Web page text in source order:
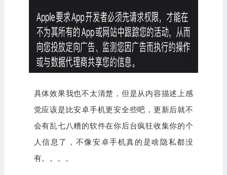
具体效果我也不太清楚，但是从内容描述上感
觉应该是比安卓手机更安全些吧，更新后就不
会有乱七八糟的软件在你后台疯狂收集你的个
人信息了，不像安卓手机真的是啥隐私都没
有。。。。